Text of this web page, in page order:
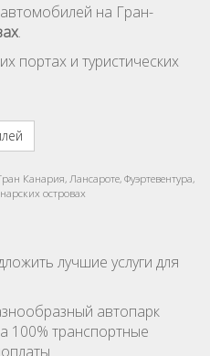
на Гран-
.
портах и туристических
Канария, Лансароте, Фуэртевентура,
островах
лучшие услуги для
автопарк
100% транспортные